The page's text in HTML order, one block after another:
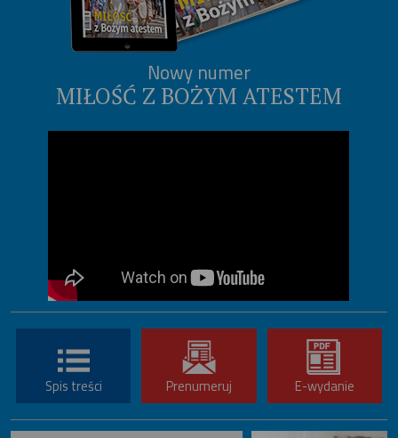
Nowy numer
MIŁOŚĆ Z BOŻYM ATESTEM
Spis treści Prenumeruj E-wydanie